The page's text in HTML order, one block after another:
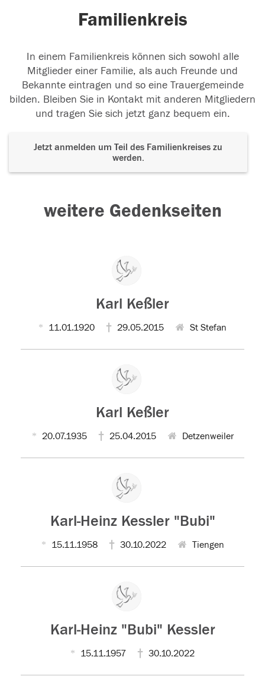
Familienkreis
In einem Familienkreis können sich sowohl alle
Mitglieder einer Familie, als auch Freunde und
Bekannte eintragen und so eine Trauergemeinde
bilden. Bleiben Sie in Kontakt mit anderen Mitgliedern
und tragen Sie sich jetzt ganz bequem ein.
Jetzt anmelden um Teil des Familienkreises zu
werden.
weitere Gedenkseiten
Karl Keßler
11.01.1920 29.05.2015 St Stefan
Karl Keßler
20.07.1935 25.04.2015 Detzenweiler
Karl-Heinz Kessler "Bubi"
15.11.1958 30.10.2022 Tiengen
Karl-Heinz "Bubi" Kessler
15.11.1957 30.10.2022